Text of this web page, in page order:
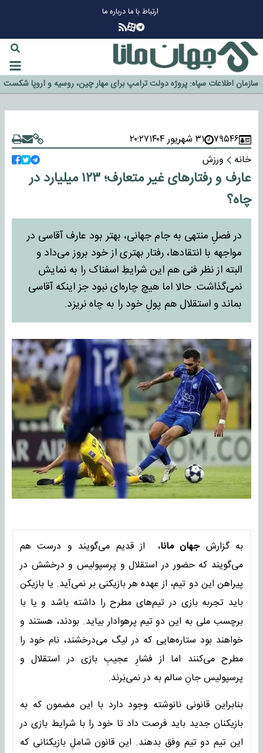
ارتباط با مادرباره ما
گزینه جدایی اوسمار روی میز مدیران پرسپولیس
آیا رئیس جمهور آمریکا قانون را دور می‌زند؟
اخراج رسمی چهره نامدار از پرسپولیس
سازمان اطلاعات سپاه: پروژه دولت ترامپ برای مهار چین، روسیه و اروپا شکست
خورد
۷۹۵۴۶ ۳۱ شهریور ۱۴۰۴
۲۰:۲۷
خانه
ورزش
عارف و رفتارهای غیر متعارف؛ ۱۲۳ میلیارد در
چاه؟
در فصلِ منتهی به جام جهانی، بهتر بود عارف آقاسی در
مواجهه با انتقادها، رفتار بهتری از خود بروز می‌داد و
البته از نظر فنی هم این شرایطِ اسفناک را به نمایش
نمی‌گذاشت. حالا اما هیچ چاره‌ای نبود جز اینکه آقاسی
بماند و استقلال هم پولِ خود را به چاه نریزد.
به گزارش جهان مانا، از قدیم می‌گویند و درست هم
می‌گویند که حضور در استقلال و پرسپولیس و درخشش در
پیراهن این دو تیم، از عهده‌ هر بازیکنی بر نمی‌آید. یا بازیکن
باید تجربه بازی در تیم‌های مطرح را داشته باشد و یا با
برچسب ملی به این دو تیم پرهوادار بیاید. بودند، هستند و
خواهند بود ستاره‌هایی که در لیگ می‌درخشند، نام خود را
مطرح می‌کنند اما از فشارِ عجیبِ بازی در استقلال و
پرسپولیس جانِ سالم به در نمی‌بَرند.
بنابراین قانونی نانوشته وجود دارد با این مضمون که به
بازیکنان جدید باید فرصت داد تا خود را با شرایط بازی در
این تیم دو تیم وفق بدهند. این قانون شاملِ بازیکنانی که